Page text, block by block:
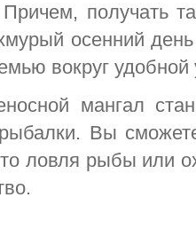
получать
осенний
вокруг
мангал
Вы
ловля рыбы или